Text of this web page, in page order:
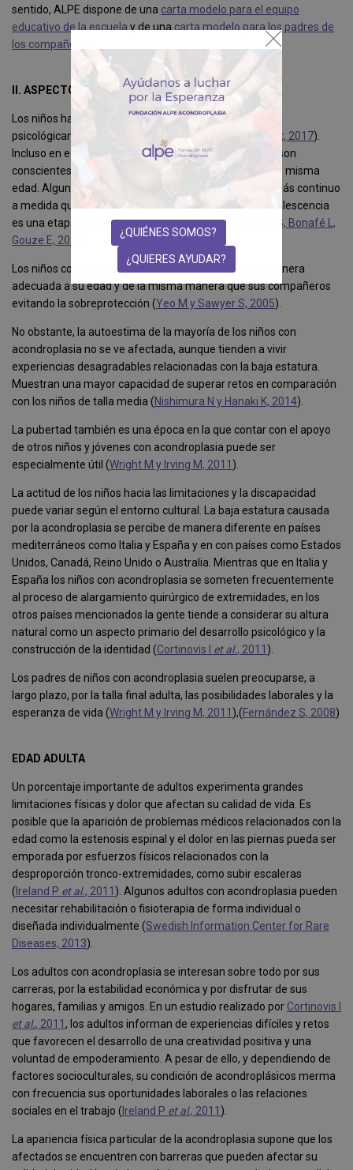
sentido, ALPE dispone de una carta modelo para el equipo
educativo de la escuelay de unacarta modelo para los padres de
los compañeros
II. ASPECTOS PSICOSOCIALES Y CULTURALES
Los niños han de tener la posibilidad de ser valorados
psicológicamente y deben contar con apoyo (
Orphanet, 2017).
Incluso en edades tempranas, la mayoría de los niños son
conscientes de que son diferentes de sus amigos de la misma
edad. Algunos pueden requerir un apoyo psicológico más continuo
a medida que crecen (Yeo M y Sawyer S, 2005). La adolescencia
es una etapa muy importante en este sentido (
Unger S, Bonafé L,
Gouze E, 2017
Los niños con acondroplasia deben ser tratados de manera
adecuada a su edad y de la misma manera que sus compañeros
evitando la sobreprotección (Yeo M y Sawyer S, 2005).
No obstante, la autoestima de la mayoría de los niños con
acondroplasia no se ve afectada, aunque tienden a vivir
experiencias desagradables relacionadas con la baja estatura.
Muestran una mayor capacidad de superar retos en comparación
con los niños de talla media (Nishimura N y Hanaki K, 2014).
La pubertad también es una época en la que contar con el apoyo
de otros niños y jóvenes con acondroplasia puede ser
especialmente útil (Wright M y Irving M, 2011 ).
La actitud de los niños hacia las limitaciones y la discapacidad
puede variar según el entorno cultural. La baja estatura causada
por la acondroplasia se percibe de manera diferente en países
mediterráneos como Italia y España y en con países como Estados
Unidos, Canadá, Reino Unido o Australia. Mientras que en Italia y
España los niños con acondroplasia se someten frecuentemente
al proceso de alargamiento quirúrgico de extremidades, en los
otros países mencionados la gente tiende a considerar su altura
natural como un aspecto primario del desarrollo psicológico y la
construcción de la identidad (Cortinovis I et al., 2011 ).
Los padres de niños con acondroplasia suelen preocuparse, a
largo plazo, por la talla final adulta, las posibilidades laborales y la
esperanza de vida (Wright M y Irving M, 2011 ),(Fernández S, 2008)
EDAD ADULTA
Un porcentaje importante de adultos experimenta grandes
limitaciones físicas y dolor que afectan su calidad de vida. Es
posible que la aparición de problemas médicos relacionados con la
edad como la estenosis espinal y el dolor en las piernas pueda ser
emporada por esfuerzos físicos relacionados con la
desproporción tronco-extremidades, como subir escaleras
( Ireland P et al., 2011 ). Algunos adultos con acondroplasia pueden
necesitar rehabilitación o fisioterapia de forma individual o
diseñada individualmente (Swedish Information Center for Rare
Diseases, 2013).
Los adultos con acondroplasia se interesan sobre todo por sus
carreras, por la estabilidad económica y por disfrutar de sus
hogares, familias y amigos. En un estudio realizado por Cortinovis I
et al., 2011 , los adultos informan de experiencias difíciles y retos
que favorecen el desarrollo de una creatividad positiva y una
voluntad de empoderamiento. A pesar de ello, y dependiendo de
factores socioculturales, su condición de acondroplásicos merma
con frecuencia sus oportunidades laborales o las relaciones
sociales en el trabajo ( Ireland P et al., 2011 ).
La apariencia física particular de la acondroplasia supone que los
afectados se encuentren con barreras que pueden afectar su
¿QUIÉNES SOMOS?
¿QUIERES AYUDAR?